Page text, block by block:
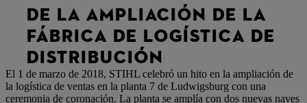
DE LA AMPLIACIÓN DE LA
FÁBRICA DE LOGÍSTICA DE
DISTRIBUCIÓN
El 1 de marzo de 2018, STIHL celebró un hito en la ampliación de
la logística de ventas en la planta 7 de Ludwigsburg con una
ceremonia de coronación. La planta se amplía con dos nuevas naves